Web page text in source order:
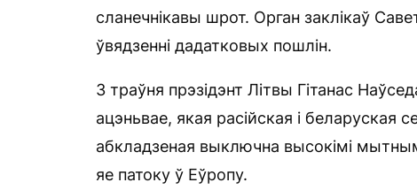
сланечнікавы шрот. Орган заклікаў
ўвядзенні дадатковых пошлін.
3 траўня прэзідэнт Літвы Гітанас
ацэньвае, якая расійская і
абкладзеная выключна высокімі
яе патоку ў Еўропу.